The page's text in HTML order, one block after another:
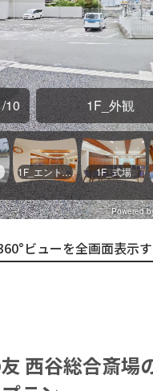
ビューを全画面表⽰
西谷総合斎場